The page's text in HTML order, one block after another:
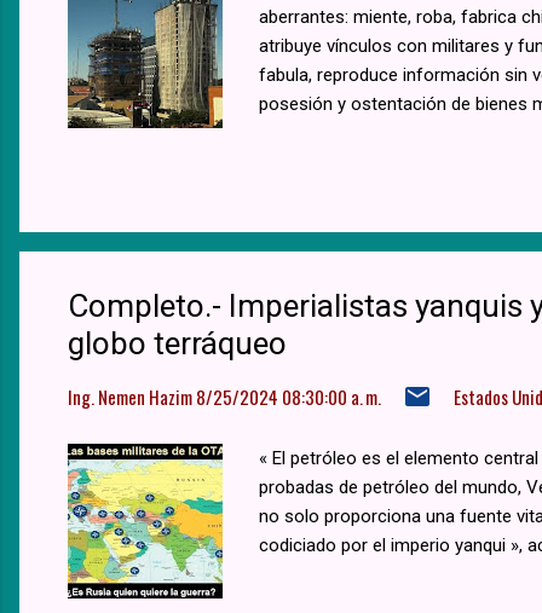
aberrantes: miente, roba, fabrica
atribuye vínculos con militares y
fabula, reproduce información sin
posesión y ostentación de bienes
Completo.- Imperialistas yanquis
globo terráqueo
Ing. Nemen Hazim8/25/2024 08:30:00 a. m. Estados
« El petróleo es el elemento
probadas de petróleo del mundo,
no solo proporciona una fuente
codiciado por el imperio yanqui »,